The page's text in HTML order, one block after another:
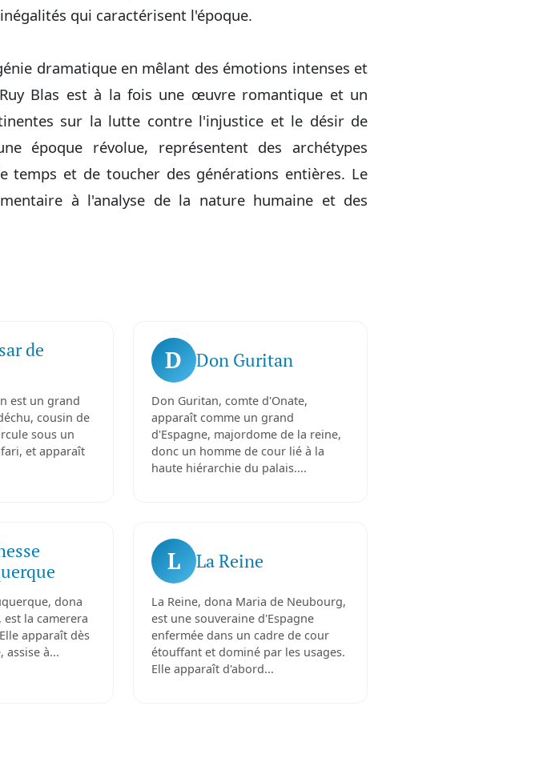
qui caractérisent l'époque.
dramatique en mêlant des émotions intenses et
Blas est à la fois une œuvre romantique et un
sur la lutte contre l'injustice et le désir de
époque révolue, représentent des archétypes
et de toucher des générations entières. Le
à l'analyse de la nature humaine et des
de
est un grand
cousin de
sous un
et apparaît
D Don Guritan
Don Guritan, comte d'Onate,
apparaît comme un grand
d'Espagne, majordome de la reine,
donc un homme de cour lié à la
haute hiérarchie du palais....
dona
est la camerera
apparaît dès
assise à...
L La Reine
La Reine, dona Maria de Neubourg,
est une souveraine d'Espagne
enfermée dans un cadre de cour
étouffant et dominé par les usages.
Elle apparaît d'abord...